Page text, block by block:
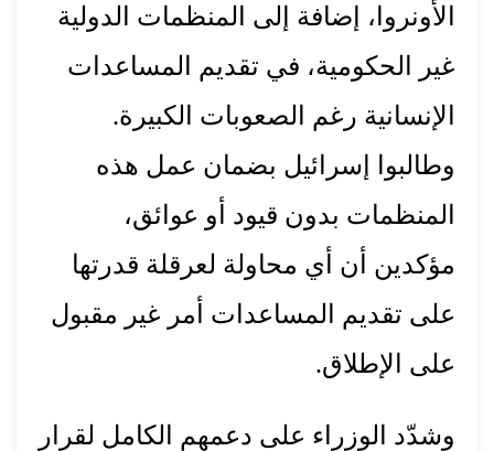
الأونروا، إضافة إلى المنظمات الدولية
غير الحكومية، في تقديم المساعدات
الإنسانية رغم الصعوبات الكبيرة.
وطالبوا إسرائيل بضمان عمل هذه
المنظمات بدون قيود أو عوائق،
مؤكدين أن أي محاولة لعرقلة قدرتها
على تقديم المساعدات أمر غير مقبول
على الإطلاق.
وشدّد الوزراء على دعمهم الكامل لقرار